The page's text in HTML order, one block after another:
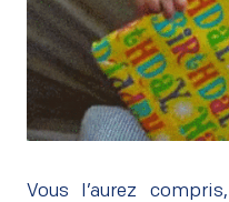
Vous l’aurez